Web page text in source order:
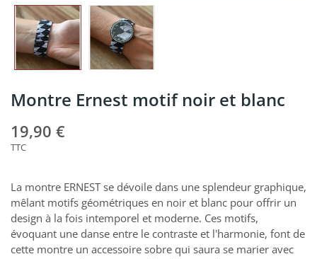
Montre Ernest motif noir et blanc
19,90 €
TTC
La montre ERNEST se dévoile dans une splendeur graphique,
mêlant motifs géométriques en noir et blanc pour offrir un
design à la fois intemporel et moderne. Ces motifs,
évoquant une danse entre le contraste et l'harmonie, font de
cette montre un accessoire sobre qui saura se marier avec